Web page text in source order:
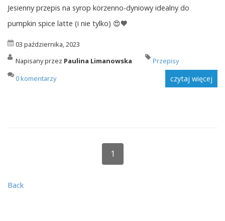
Jesienny przepis na syrop korzenno-dyniowy idealny do
pumpkin spice latte (i nie tylko) 😍🧡
03 października, 2023
Napisany przez Paulina Limanowska
Przepisy
0 komentarzy
czytaj więcej
1
Back